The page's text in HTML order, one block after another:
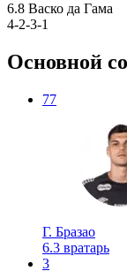
6.8 Васко да Гама
4-2-3-1
Основной
77
Г. Бразао
6.3 вратарь
3